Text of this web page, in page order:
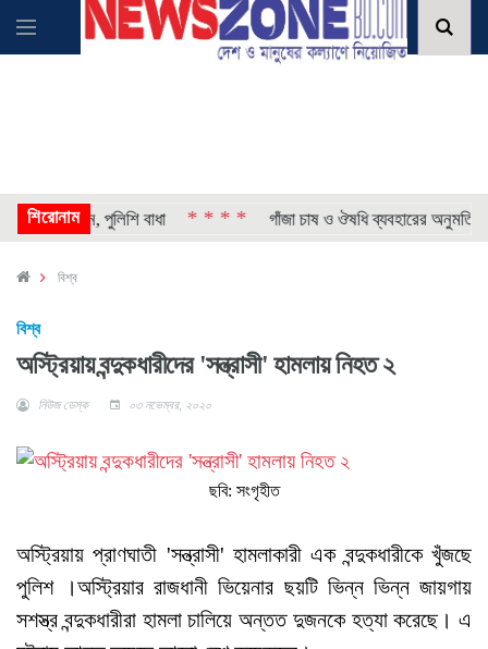
শিরোনামপুলিশি বাধা * * * * গাঁজা চাষ ও ঔষধি ব্যবহারের অনুমতি দিল
বিশ্ব
বিশ্ব
অস্ট্রিয়ায় বন্দুকধারীদের 'সন্ত্রাসী' হামলায় নিহত ২
নিউজ ডেস্ক ০৩ নভেম্বর, ২০২০
ছবি: সংগৃহীত
অস্ট্রিয়ায় প্রাণঘাতী 'সন্ত্রাসী' হামলাকারী এক বন্দুকধারীকে খুঁজছে
পুলিশ ।অস্ট্রিয়ার রাজধানী ভিয়েনার ছয়টি ভিন্ন ভিন্ন জায়গায়
সশস্ত্র বন্দুকধারীরা হামলা চালিয়ে অন্তত দুজনকে হত্যা করেছে। এ